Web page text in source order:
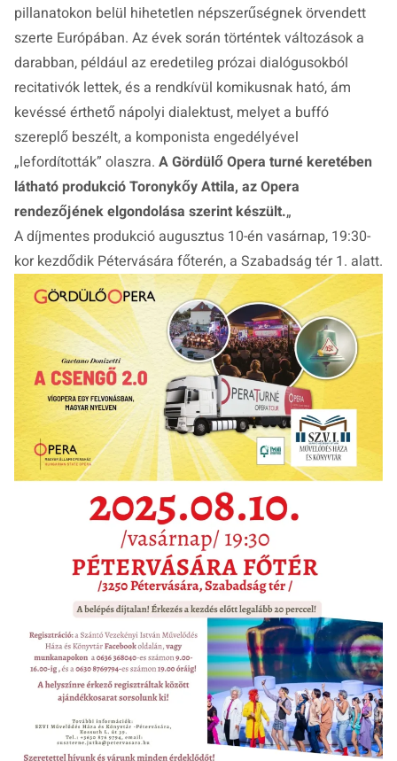
pillanatokon belül hihetetlen népszerűségnek örvendett
szerte Európában. Az évek során történtek változások a
darabban, például az eredetileg prózai dialógusokból
recitativók lettek, és a rendkívül komikusnak ható, ám
kevéssé érthető nápolyi dialektust, melyet a buffó
szereplő beszélt, a komponista engedélyével
„lefordították” olaszra. A Gördülő Opera turné keretében
látható produkció Toronykőy Attila, az Opera
rendezőjének elgondolása szerint készült.„
A díjmentes produkció augusztus 10-én vasárnap, 19:30-
korkezdődik Pétervására főterén, a Szabadság tér 1. alatt.